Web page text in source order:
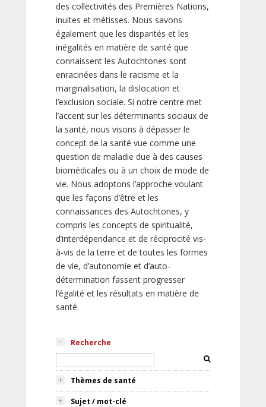
des collectivités des Premières Nations,
inuites et métisses. Nous savons
également que les disparités et les
inégalités en matière de santé que
connaissent les Autochtones sont
enracinées dans le racisme et la
marginalisation, la dislocation et
l’exclusion sociale. Si notre centre met
l’accent sur les déterminants sociaux de
la santé, nous visons à dépasser le
concept de la santé vue comme une
question de maladie due à des causes
biomédicales ou à un choix de mode de
vie. Nous adoptons l’approche voulant
que les façons d’être et les
connaissances des Autochtones, y
compris les concepts de spiritualité,
d’interdépendance et de réciprocité vis-
à-vis de la terre et de toutes les formes
de vie, d’autonomie et d’auto-
détermination fassent progresser
l’égalité et les résultats en matière de
santé.
Recherche
Thèmes de santé
Sujet / mot-clé